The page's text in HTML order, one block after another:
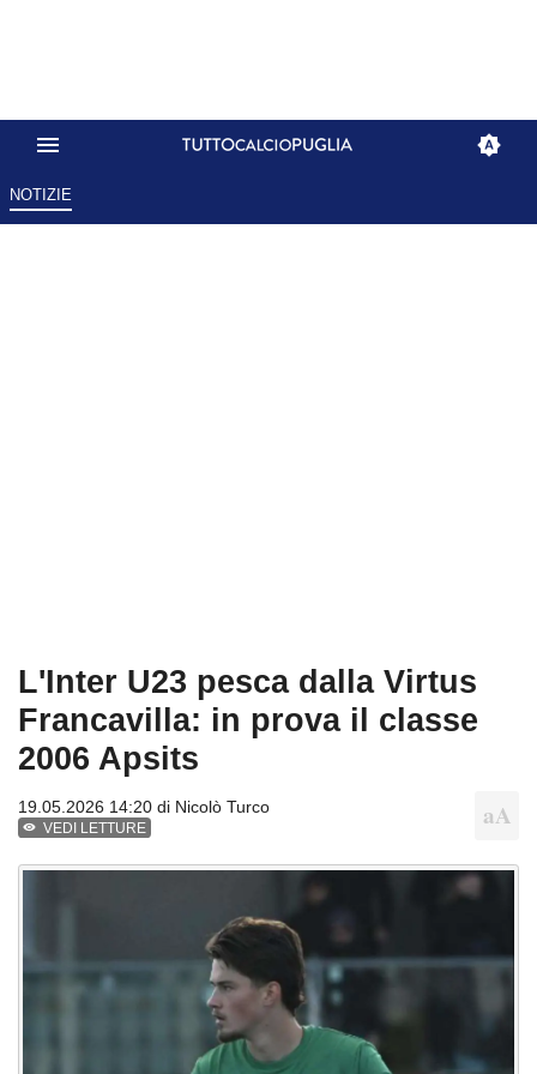
NOTIZIE
L'Inter U23 pesca dalla Virtus
Francavilla: in prova il classe
2006 Apsits
19.05.2026 14:20 di Nicolò Turco
VEDI LETTURE